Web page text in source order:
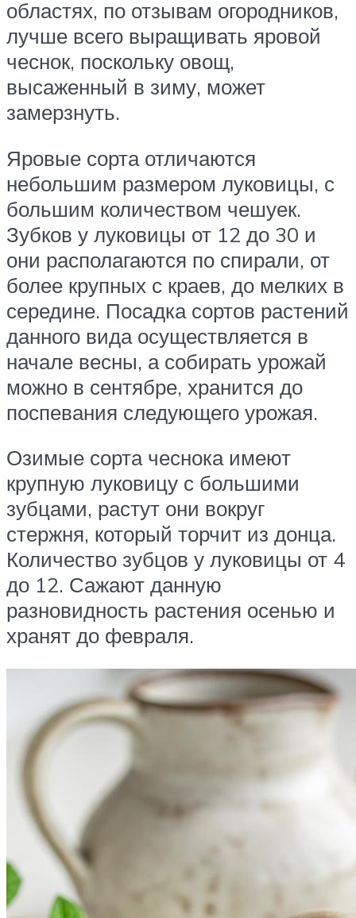
областях, по отзывам огородников,
лучше всего выращивать яровой
чеснок, поскольку овощ,
высаженный в зиму, может
замерзнуть.
Яровые сорта отличаются
небольшим размером луковицы, с
большим количеством чешуек.
Зубков у луковицы от 12 до 30 и
они располагаются по спирали, от
более крупных с краев, до мелких в
середине. Посадка сортов растений
данного вида осуществляется в
начале весны, а собирать урожай
можно в сентябре, хранится до
поспевания следующего урожая.
Озимые сорта чеснока имеют
крупную луковицу с большими
зубцами, растут они вокруг
стержня, который торчит из донца.
Количество зубцов у луковицы от 4
до 12. Сажают данную
разновидность растения осенью и
хранят до февраля.